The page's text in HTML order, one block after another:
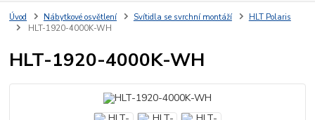
Úvod Nábytkové osvětlení Svítidla se svrchní montáží
HLT Polaris
HLT-1920-4000K-WH
HLT-1920-4000K-WH